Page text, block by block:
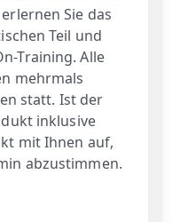
Sie das
Teil und
Training. Alle
mehrmals
statt. Ist der
inklusive
mit Ihnen auf,
abzustimmen.